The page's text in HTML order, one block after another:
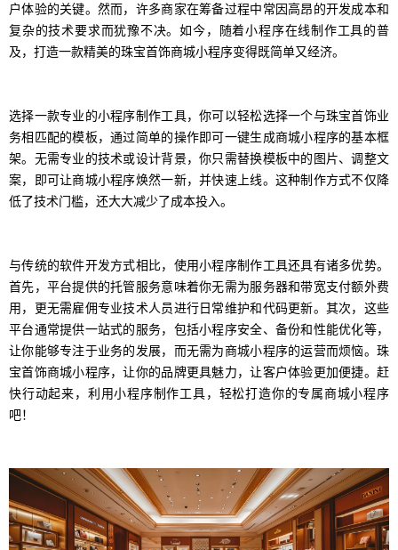
户体验的关键。然而，许多商家在筹备过程中常因高昂的开发成本和
复杂的技术要求而犹豫不决。如今，随着小程序在线制作工具的普
及，打造一款精美的珠宝首饰商城小程序变得既简单又经济。
选择一款专业的小程序制作工具，你可以轻松选择一个与珠宝首饰业
务相匹配的模板，通过简单的操作即可一键生成商城小程序的基本框
架。无需专业的技术或设计背景，你只需替换模板中的图片、调整文
案，即可让商城小程序焕然一新，并快速上线。这种制作方式不仅降
低了技术门槛，还大大减少了成本投入。
与传统的软件开发方式相比，使用小程序制作工具还具有诸多优势。
首先，平台提供的托管服务意味着你无需为服务器和带宽支付额外费
用，更无需雇佣专业技术人员进行日常维护和代码更新。其次，这些
平台通常提供一站式的服务，包括小程序安全、备份和性能优化等，
让你能够专注于业务的发展，而无需为商城小程序的运营而烦恼。珠
宝首饰商城小程序，让你的品牌更具魅力，让客户体验更加便捷。赶
快行动起来，利用小程序制作工具，轻松打造你的专属商城小程序
吧！